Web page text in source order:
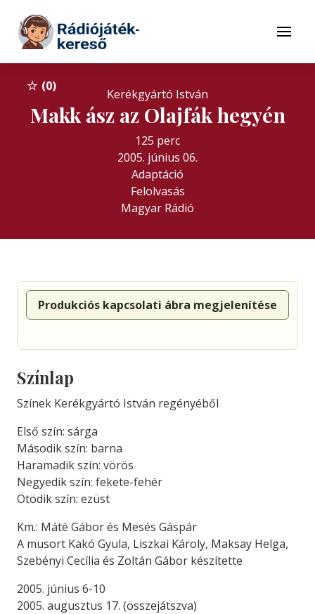
Tovább a tartalomhoz
Menü
0
Kerékgyártó István
Makk ász az Olajfák hegyén
125 perc
2005. június 06.
Adaptáció
Felolvasás
Magyar Rádió
Produkciós kapcsolati ábra megjelenítése
Színlap
Színek Kerékgyártó István regényéből
Első szín: sárga
Második szín: barna
Haramadik szín: vörös
Negyedik szín: fekete-fehér
Ötödik szín: ezüst
Km.: Máté Gábor és Mesés Gáspár
A musort Kakó Gyula, Liszkai Károly, Maksay Helga,
Szebényi Cecília és Zoltán Gábor készítette
2005. június 6-10
2005. augusztus 17. (összejátszva)